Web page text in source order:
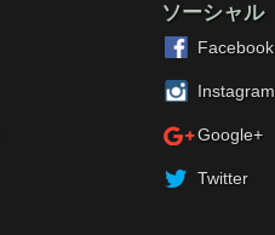
ソーシャル
Facebook
Instagram
Google+
Twitter